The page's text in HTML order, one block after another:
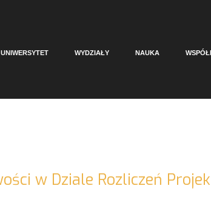
UNIWERSYTET WYDZIAŁY NAUKA
w Dziale Rozliczeń